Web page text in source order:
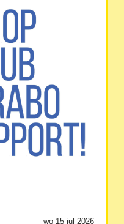
wo 15 jul 2026